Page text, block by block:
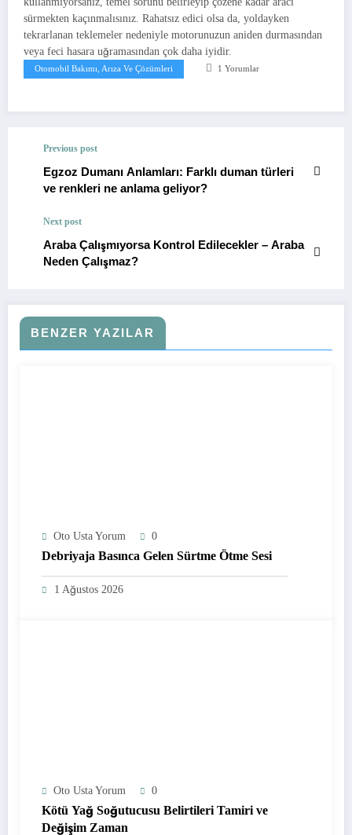
sürmekten kaçınmalısınız. Rahatsız edici olsa da, yoldayken
tekrarlanan teklemeler nedeniyle motorunuzun aniden durmasından
veya feci hasara uğramasından çok daha iyidir.
Otomobil Bakımı, Arıza Ve Çözümleri 1 Yorumlar
Previous post
Egzoz Dumanı Anlamları: Farklı duman türleri
ve renkleri ne anlama geliyor?
Next post
Araba Çalışmıyorsa Kontrol Edilecekler – Araba
Neden Çalışmaz?
BENZER YAZILAR
Oto Usta Yorum 0
Debriyaja Basınca Gelen Sürtme Ötme Sesi
1 Ağustos 2026
Oto Usta Yorum 0
Kötü Yağ Soğutucusu Belirtileri Tamiri ve
Değişim Zaman